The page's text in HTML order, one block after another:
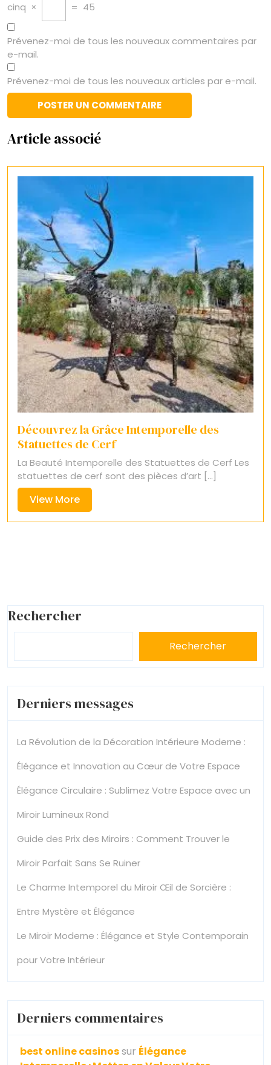
cinq × = 45
Prévenez-moi de tous les nouveaux commentaires par
e-mail.
Prévenez-moi de tous les nouveaux articles par e-mail.
Article associé
Découvrez la Grâce Intemporelle des
Statuettes de Cerf
La Beauté Intemporelle des Statuettes de Cerf Les
statuettes de cerf sont des pièces d’art [...]
View MoreView
More
Rechercher
Rechercher
Derniers messages
La Révolution de la Décoration Intérieure Moderne :
Élégance et Innovation au Cœur de Votre Espace
Élégance Circulaire : Sublimez Votre Espace avec un
Miroir Lumineux Rond
Guide des Prix des Miroirs : Comment Trouver le
Miroir Parfait Sans Se Ruiner
Le Charme Intemporel du Miroir Œil de Sorcière :
Entre Mystère et Élégance
Le Miroir Moderne : Élégance et Style Contemporain
pour Votre Intérieur
Derniers commentaires
best online casinossur Élégance